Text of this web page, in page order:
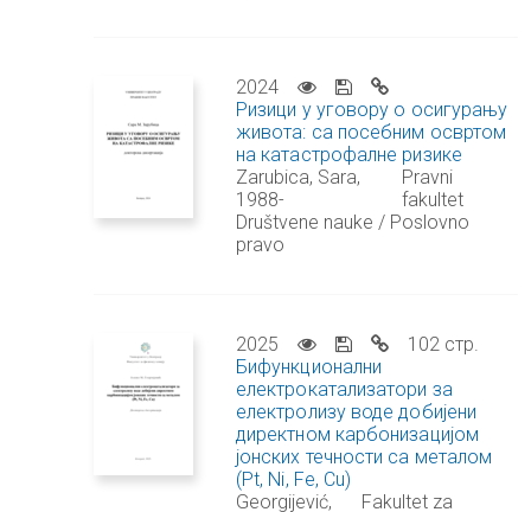
2024
Ризици у уговору о осигурању
живота: са посебним освртом
на катастрофалне ризике
Zarubica, Sara,
1988-
Pravni
fakultet
Društvene nauke / Poslovno
pravo
2025
102 стр.
Бифункционални
електрокатализатори за
електролизу воде добијени
директном карбонизацијом
јонских течности са металом
(Pt, Ni, Fе, Cu)
Georgijević,
Fakultet za